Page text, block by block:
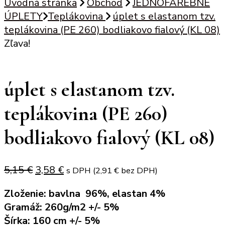
Úvodná stránka
Obchod
JEDNOFAREBNÉ
ÚPLETY Teplákovina
úplet s elastanom tzv.
teplákovina (PE 260) bodliakovo fialový (KL 08)
Zľava!
úplet s elastanom tzv.
teplákovina (PE 260)
bodliakovo fialový (KL 08)
5,15€ Original
was:
5,15 €.
3,58 €Current
is:
3,58 €.
s DPH (2,91 € bez DPH)
Zloženie: bavlna 96%, elastan 4%
Gramáž: 260g/m2 +/- 5%
Šírka: 160 cm +/- 5%